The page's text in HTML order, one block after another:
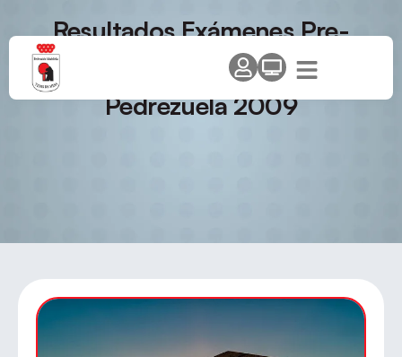
Resultados Exámenes Pre-
Internacional, Juez Árbitro
Nacional, 3º y 2º Nivel –
Pedrezuela 2009